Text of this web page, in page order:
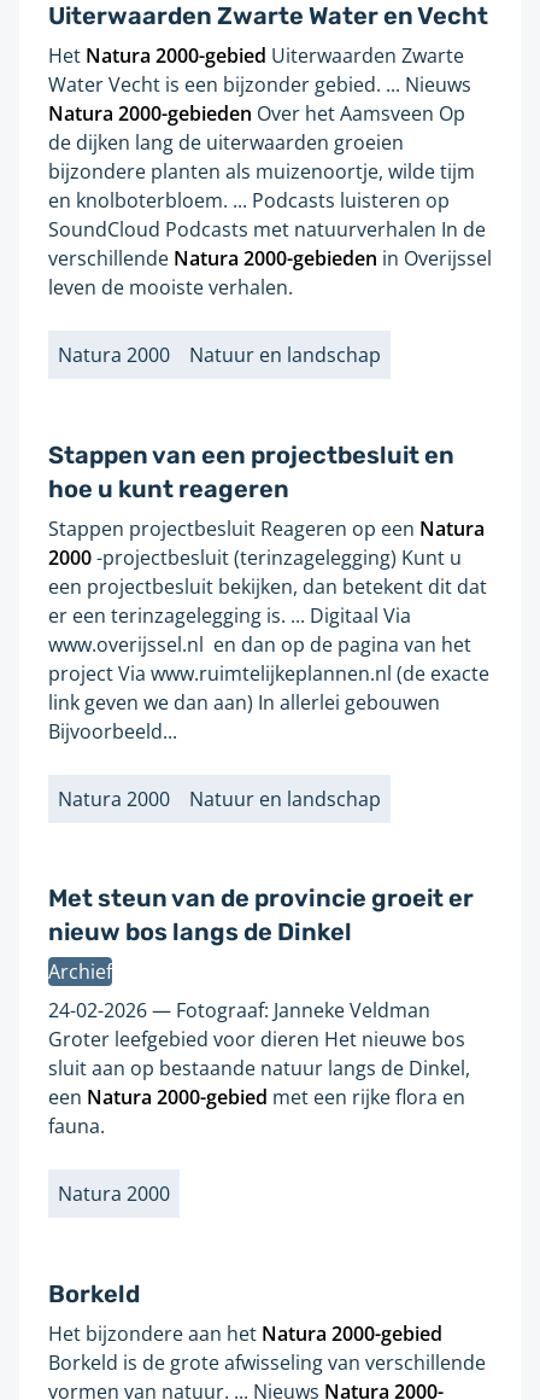
a
n
d
e
r
e
w
e
b
s
t
Uiterwaarden Zwarte Water en Vecht
Gevonden
op
pagina:
Het Natura 2000-gebied Uiterwaarden Zwarte
Water Vecht is een bijzonder gebied. ... Nieuws
Natura 2000-gebieden Over het Aamsveen Op
de dijken lang de uiterwaarden groeien
bijzondere planten als muizenoortje, wilde tijm
en knolboterbloem. ... Podcasts luisteren op
SoundCloud Podcasts met natuurverhalen In de
verschillende Natura 2000-gebieden in Overijssel
leven de mooiste verhalen.
Labels
Natura 2000 Natuur en landschap
Stappen van een projectbesluit en
hoe u kunt reageren
Gevonden
op
pagina:
Stappen projectbesluit Reageren op een Natura
2000-projectbesluit (terinzagelegging) Kunt u
een projectbesluit bekijken, dan betekent dit dat
er een terinzagelegging is. ... Digitaal Via
www.overijssel.nl en dan op de pagina van het
project Via www.ruimtelijkeplannen.nl (de exacte
link geven we dan aan) In allerlei gebouwen
Bijvoorbeeld...
Labels
Natura 2000 Natuur en landschap
Met steun van de provincie groeit er
nieuw bos langs de Dinkel
Gevonden
op
pagina:
Archief
24-02-2026
Fotograaf: Janneke Veldman
Groter leefgebied voor dieren Het nieuwe bos
sluit aan op bestaande natuur langs de Dinkel,
een Natura 2000-gebied met een rijke flora en
fauna.
Labels
Natura 2000
Borkeld
Gevonden
op
Het bijzondere aan het Natura 2000-gebied
Borkeld is de grote afwisseling van verschillende
vormen van natuur. ... Nieuws Natura 2000-